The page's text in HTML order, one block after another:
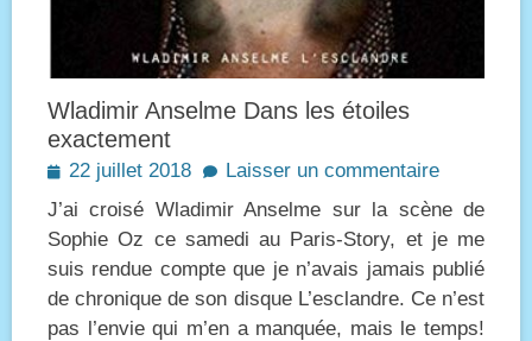
Wladimir Anselme Dans les étoiles
exactement
Posted
22 juillet 2018
Laisser un commentaire
J’ai croisé Wladimir Anselme sur la scène de
Sophie Oz ce samedi au Paris-Story, et je me
suis rendue compte que je n’avais jamais publié
de chronique de son disque L’esclandre. Ce n’est
pas l’envie qui m’en a manquée, mais le temps!